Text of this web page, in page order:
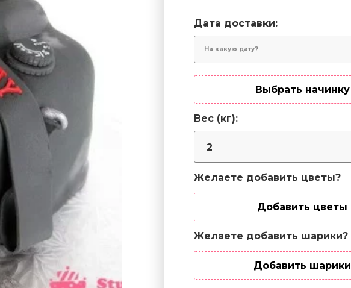
Дата доставки:
Выбрать начинку
Вес (кг):
Желаете добавить цветы?
Добавить цветы
Желаете добавить шарики?
Добавить шарики